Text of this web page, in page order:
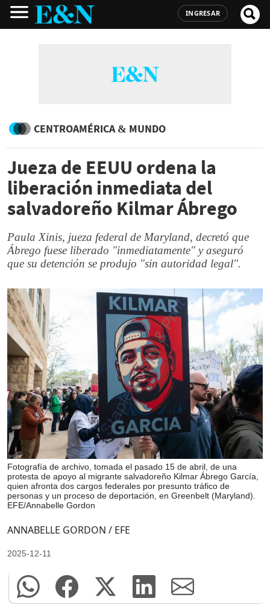
INGRESAR
CENTROAMÉRICA & MUNDO
Jueza de EEUU ordena la
liberación inmediata del
salvadoreño Kilmar Ábrego
Paula Xinis, jueza federal de Maryland, decretó que
Ábrego fuese liberado "inmediatamente" y aseguró
que su detención se produjo "sin autoridad legal".
Fotografía de archivo, tomada el pasado 15 de abril, de una
protesta de apoyo al migrante salvadoreño Kilmar Ábrego García,
quien afronta dos cargos federales por presunto tráfico de
personas y un proceso de deportación, en Greenbelt (Maryland).
EFE/Annabelle Gordon
ANNABELLE GORDON / EFE
2025-12-11